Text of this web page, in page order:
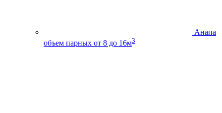
Анапа
объем парных от 8 до 16м3